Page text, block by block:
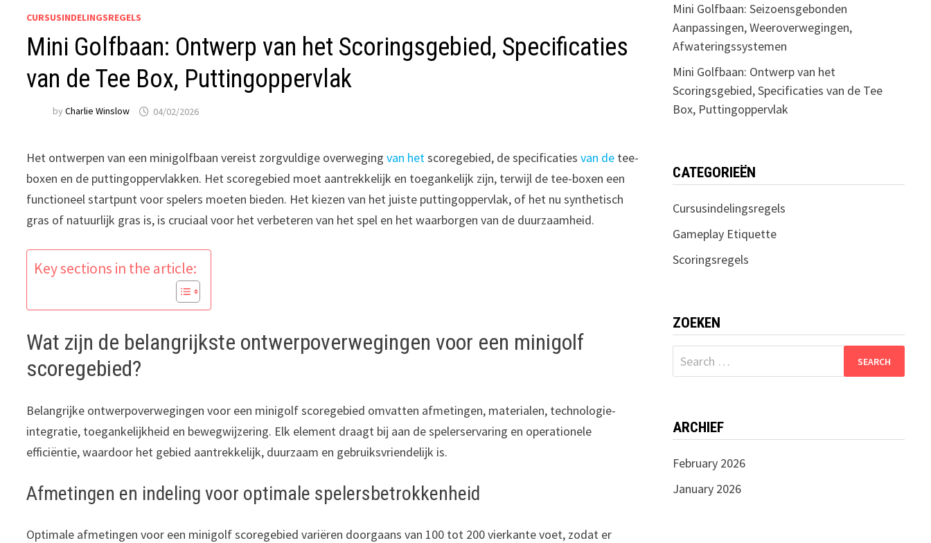
CURSUSINDELINGSREGELS
Mini Golfbaan: Ontwerp van het Scoringsgebied, Specificaties
van de Tee Box, Puttingoppervlak
byCharlie Winslow 04/02/2026
Het ontwerpen van een minigolfbaan vereist zorgvuldige overwegingvan hetscoregebied, de specificatiesvan de tee-
boxen en de puttingoppervlakken. Het scoregebied moet aantrekkelijk en toegankelijk zijn, terwijl de tee-boxen een
functioneel startpunt voor spelers moeten bieden. Het kiezen van het juiste puttingoppervlak, of het nu synthetisch
gras of natuurlijk gras is, is cruciaal voor het verbeteren van het spel en het waarborgen van de duurzaamheid.
Key sections in the article:
Wat zijn de belangrijkste ontwerpoverwegingen voor een minigolf
scoregebied?
Belangrijke ontwerpoverwegingen voor een minigolf scoregebied omvatten afmetingen, materialen, technologie-
integratie, toegankelijkheid en bewegwijzering. Elk element draagt bij aan de spelerservaring en operationele
efficiëntie, waardoor het gebied aantrekkelijk, duurzaam en gebruiksvriendelijk is.
Afmetingen en indeling voor optimale spelersbetrokkenheid
Optimale afmetingen voor een minigolf scoregebied variëren doorgaans van 100 tot 200 vierkante voet, zodat er
Mini Golfbaan: Seizoensgebonden
Aanpassingen, Weeroverwegingen,
Afwateringssystemen
Mini Golfbaan: Ontwerp van het
Scoringsgebied, Specificaties van de Tee
Box, Puttingoppervlak
CATEGORIEËN
Cursusindelingsregels
Gameplay Etiquette
Scoringsregels
ZOEKEN
Search
for:
ARCHIEF
February 2026
January 2026